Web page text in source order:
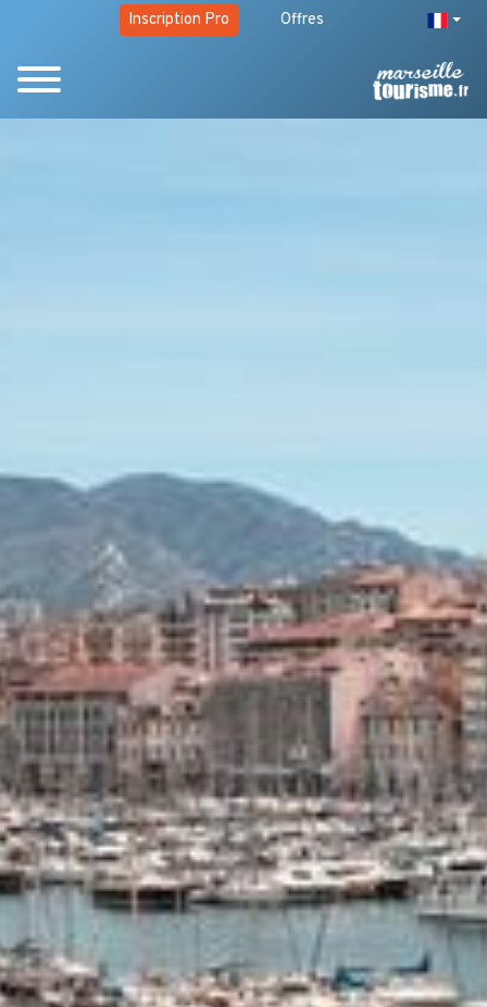
Inscription Pro Offres